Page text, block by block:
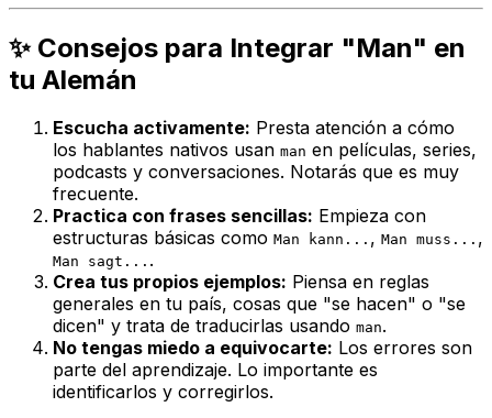
✨ Consejos para Integrar "Man" en
tu Alemán
Escucha activamente: Presta atención a cómo
los hablantes nativos usan man en películas, series,
podcasts y conversaciones. Notarás que es muy
frecuente.
Practica con frases sencillas: Empieza con
estructuras básicas como Man kann... , Man muss... ,
Man sagt... .
Crea tus propios ejemplos: Piensa en reglas
generales en tu país, cosas que "se hacen" o "se
dicen" y trata de traducirlas usando man.
No tengas miedo a equivocarte: Los errores son
parte del aprendizaje. Lo importante es
identificarlos y corregirlos.